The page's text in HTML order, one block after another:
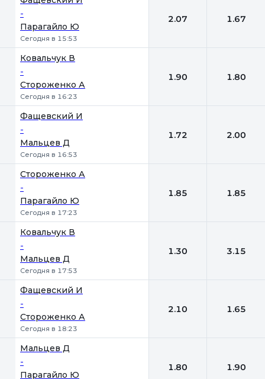
-
Парагайло Ю
Сегодня в 15:53
2.07 1.67
Ковальчук В
-
Стороженко А
Сегодня в 16:23
1.90 1.80
Фащевский И
-
Мальцев Д
Сегодня в 16:53
1.72 2.00
Стороженко А
-
Парагайло Ю
Сегодня в 17:23
1.85 1.85
Ковальчук В
-
Мальцев Д
Сегодня в 17:53
1.30 3.15
Фащевский И
-
Стороженко А
Сегодня в 18:23
2.10 1.65
Мальцев Д
-
Парагайло Ю
1.80 1.90